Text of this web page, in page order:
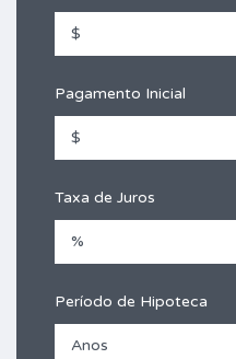
Pagamento Inicial
Taxa de Juros
Período de Hipoteca